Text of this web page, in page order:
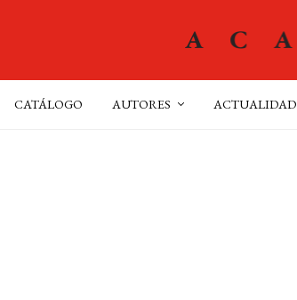
CATÁLOGO AUTORES ACTUALIDAD